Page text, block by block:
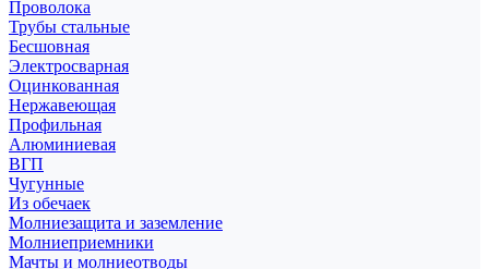
Проволока
Трубы стальные
Бесшовная
Электросварная
Оцинкованная
Нержавеющая
Профильная
Алюминиевая
ВГП
Чугунные
Из обечаек
Молниезащита и заземление
Молниеприемники
Мачты и молниеотводы